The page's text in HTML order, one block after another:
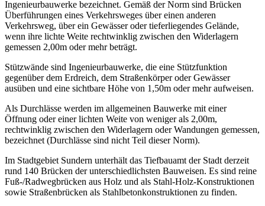
Ingenieurbauwerke bezeichnet. Gemäß der Norm sind Brücken
Überführungen eines Verkehrsweges über einen anderen
Verkehrsweg, über ein Gewässer oder tieferliegendes Gelände,
wenn ihre lichte Weite rechtwinklig zwischen den Widerlagern
gemessen 2,00m oder mehr beträgt.
Stützwände sind Ingenieurbauwerke, die eine Stützfunktion
gegenüber dem Erdreich, dem Straßenkörper oder Gewässer
ausüben und eine sichtbare Höhe von 1,50m oder mehr aufweisen.
Als Durchlässe werden im allgemeinen Bauwerke mit einer
Öffnung oder einer lichten Weite von weniger als 2,00m,
rechtwinklig zwischen den Widerlagern oder Wandungen gemessen,
bezeichnet (Durchlässe sind nicht Teil dieser Norm).
Im Stadtgebiet Sundern unterhält das Tiefbauamt der Stadt derzeit
rund 140 Brücken der unterschiedlichsten Bauweisen. Es sind reine
Fuß-/Radwegbrücken aus Holz und als Stahl-Holz-Konstruktionen
sowie Straßenbrücken als Stahlbetonkonstruktionen zu finden.